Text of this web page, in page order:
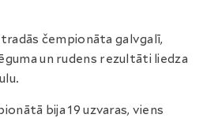
čempionāta galvgalī,
un rudens rezultāti liedza
bija 19 uzvaras, viens